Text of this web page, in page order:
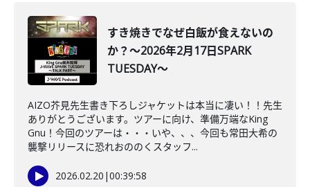
すき焼きでなぜ白飯が食えないの
か？～2026年2月17日SPARK
TUESDAY～
AIZO芥見先生書き下ろしジャケットは本当に凄い！！先生
ありがとうございます。ツアーに向け、準備万端なKing
Gnu！今回のツアーは・・・いや、、、今回も常田大希の
襲撃リリースに恐れおののくスタッフ...
2026.02.20 |00:39:58